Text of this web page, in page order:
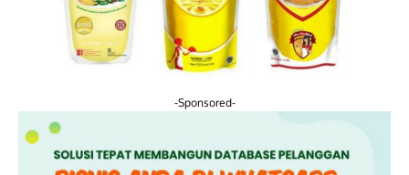
-Sponsored-